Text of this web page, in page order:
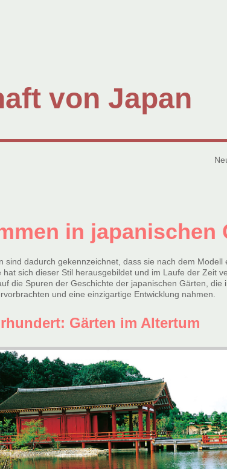
von Japan
in japanischen
sind dadurch gekennzeichnet, dass sie nach dem
hat sich dieser Stil herausgebildet und im Laufe der Zeit
die Spuren der Geschichte der japanischen Gärten, die
und eine einzigartige Entwicklung nahmen.
Gärten im Altertum